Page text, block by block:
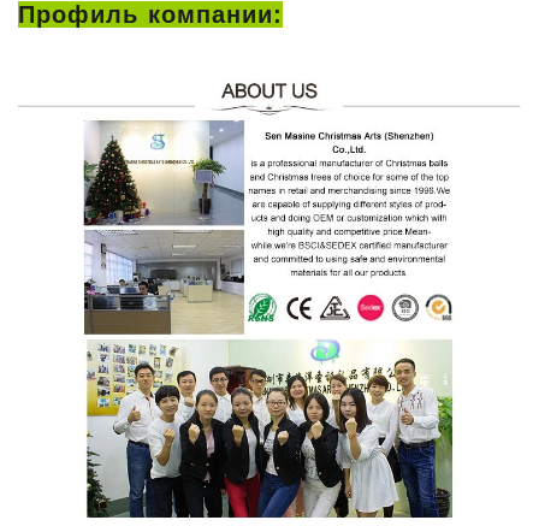
Профиль компании: